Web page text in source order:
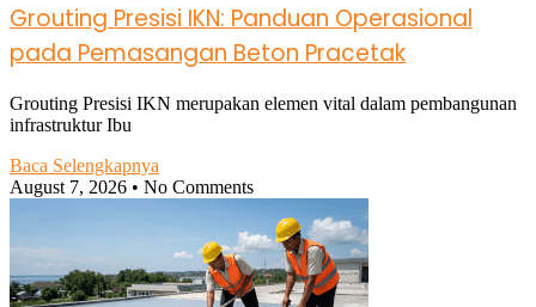
Grouting Presisi IKN: Panduan Operasional
pada Pemasangan Beton Pracetak
Grouting Presisi IKN merupakan elemen vital dalam pembangunan
infrastruktur Ibu
Baca Selengkapnya
August 7, 2026
No Comments